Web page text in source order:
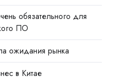
обязательного для
ПО
ожидания рынка
в Китае